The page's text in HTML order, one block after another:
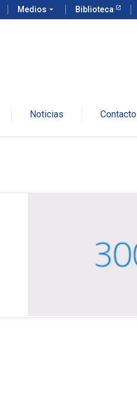
Medios arrow_drop_down Biblioteca
Noticias Contacto